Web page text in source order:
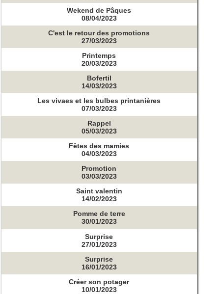
Wekend de Pâques
08/04/2023
C'est le retour des promotions
27/03/2023
Printemps
20/03/2023
Bofertil
14/03/2023
Les vivaes et les bulbes printanières
07/03/2023
Rappel
05/03/2023
Fêtes des mamies
04/03/2023
Promotion
03/03/2023
Saint valentin
14/02/2023
Pomme de terre
30/01/2023
Surprise
27/01/2023
Surprise
16/01/2023
Créer son potager
10/01/2023